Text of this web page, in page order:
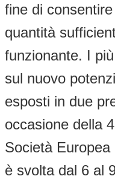
fine di
quantità
funzionante. I
sul nuovo
esposti in due
occasione della
Società
è svolta dal 6 al